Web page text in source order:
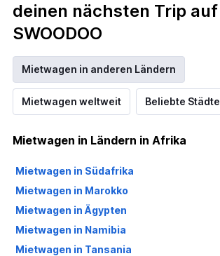
deinen nächsten Trip auf
SWOODOO
Mietwagen in anderen Ländern
Mietwagen weltweit Beliebte Städte
Mietwagen in Ländern in Afrika
Mietwagen in Südafrika
Mietwagen in Marokko
Mietwagen in Ägypten
Mietwagen in Namibia
Mietwagen in Tansania